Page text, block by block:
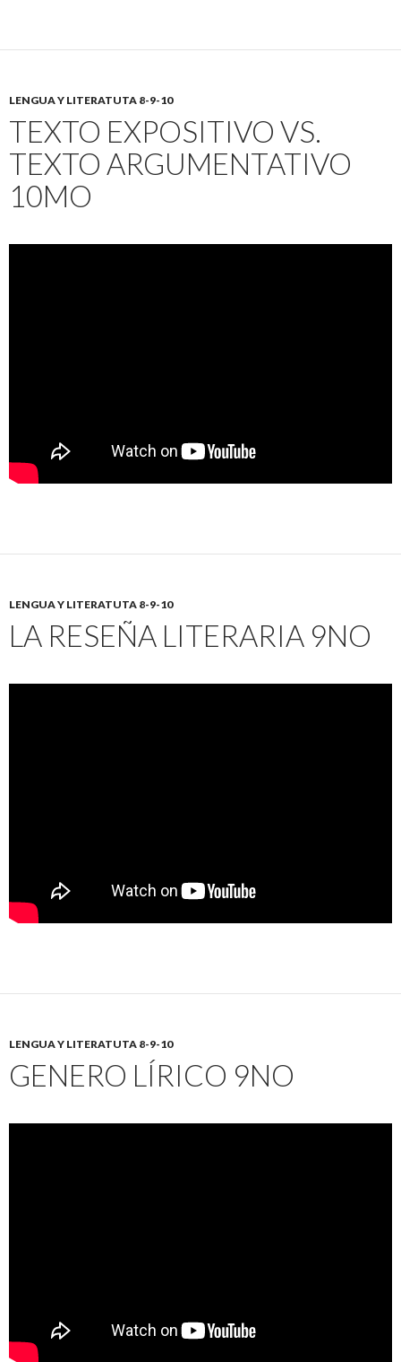
LENGUA Y LITERATUTA 8-9-10
TEXTO EXPOSITIVO VS.
TEXTO ARGUMENTATIVO
10MO
LENGUA Y LITERATUTA 8-9-10
LA RESEÑA LITERARIA 9NO
LENGUA Y LITERATUTA 8-9-10
GENERO LÍRICO 9NO